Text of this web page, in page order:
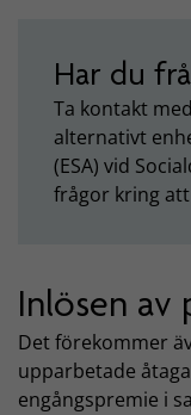
Har du
Ta kontakt
alternativt
(ESA) vid
frågor kring
Inlösen av
Det förekommer
upparbetade
engångspremie i